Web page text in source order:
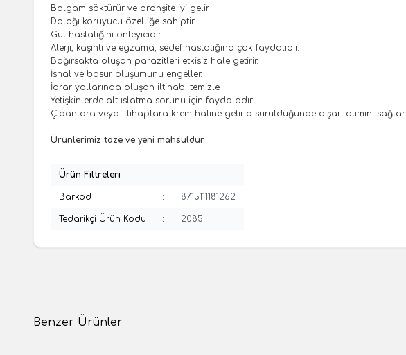
Balgam söktürür ve bronşite iyi gelir.
Dalağı koruyucu özelliğe sahiptir.
Gut hastalığını önleyicidir.
Alerji , kaşıntı ve egzama, sedef hastalığına çok faydalıdır.
Bağırsakta oluşan parazitleri etkisiz hale getirir.
İshal ve basur oluşumunu engeller.
İdrar yollarında oluşan iltihabı temizle
Yetişkinlerde alt ıslatma sorunu için faydaladır.
Çıbanlara veya iltihaplara krem haline getirip sürüldüğünde dışarı atımını sağlar.
Ürünlerimiz taze ve yeni mahsuldür.
Ürün Filtreleri
Barkod : 8715111181262
Tedarikçi Ürün Kodu : 2085
Benzer Ürünler